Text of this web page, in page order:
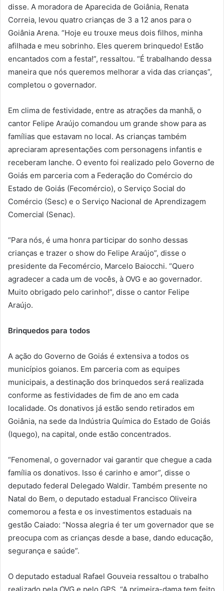
disse. A moradora de Aparecida de Goiânia, Renata
Correia, levou quatro crianças de 3 a 12 anos para o
Goiânia Arena. “Hoje eu trouxe meus dois filhos, minha
afilhada e meu sobrinho. Eles querem brinquedo! Estão
encantados com a festa!”, ressaltou. “É trabalhando dessa
maneira que nós queremos melhorar a vida das crianças”,
completou o governador.
Em clima de festividade, entre as atrações da manhã, o
cantor Felipe Araújo comandou um grande show para as
famílias que estavam no local. As crianças também
apreciaram apresentações com personagens infantis e
receberam lanche. O evento foi realizado pelo Governo de
Goiás em parceria com a Federação do Comércio do
Estado de Goiás (Fecomércio), o Serviço Social do
Comércio (Sesc) e o Serviço Nacional de Aprendizagem
Comercial (Senac).
“Para nós, é uma honra participar do sonho dessas
crianças e trazer o show do Felipe Araújo”, disse o
presidente da Fecomércio, Marcelo Baiocchi. “Quero
agradecer a cada um de vocês, à OVG e ao governador.
Muito obrigado pelo carinho!”, disse o cantor Felipe
Araújo.
Brinquedos para todos
A ação do Governo de Goiás é extensiva a todos os
municípios goianos. Em parceria com as equipes
municipais, a destinação dos brinquedos será realizada
conforme as festividades de fim de ano em cada
localidade. Os donativos já estão sendo retirados em
Goiânia, na sede da Indústria Química do Estado de Goiás
(Iquego), na capital, onde estão concentrados.
“Fenomenal, o governador vai garantir que chegue a cada
família os donativos. Isso é carinho e amor”, disse o
deputado federal Delegado Waldir. Também presente no
Natal do Bem, o deputado estadual Francisco Oliveira
comemorou a festa e os investimentos estaduais na
gestão Caiado: “Nossa alegria é ter um governador que se
preocupa com as crianças desde a base, dando educação,
segurança e saúde”.
O deputado estadual Rafael Gouveia ressaltou o trabalho